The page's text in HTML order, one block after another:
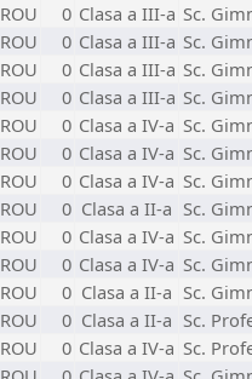
ROU 0 Clasa a III-a Sc.
ROU 0 Clasa a III-a Sc.
ROU 0 Clasa a III-a Sc.
ROU 0 Clasa a III-a Sc.
ROU 0 Clasa a IV-a Sc.
ROU 0 Clasa a IV-a Sc.
ROU 0 Clasa a IV-a Sc.
ROU 0 Clasa a II-a Sc.
ROU 0 Clasa a IV-a Sc.
ROU 0 Clasa a IV-a Sc.
ROU 0 Clasa a II-a Sc.
ROU 0 Clasa a II-a Sc.
ROU 0 Clasa a IV-a Sc.